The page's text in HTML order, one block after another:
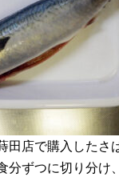
田店で購入したさ
分ずつに切り分け